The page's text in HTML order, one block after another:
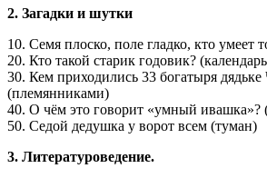
2. Загадки и шутки
10. Семя плоско, поле гладко, кто умеет
20. Кто такой старик годовик?
30. Кем приходились 33 богатыря
(племянниками)
40. О чём это говорит «умный ивашка»?
50. Седой дедушка у ворот всем (туман)
3. Литературоведение.